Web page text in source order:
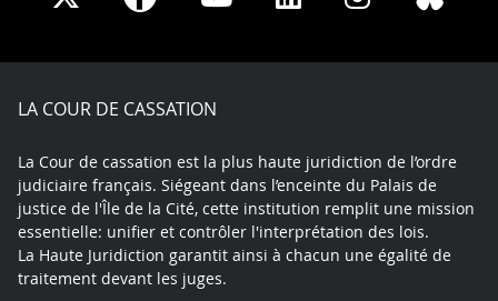
X
FacebookYoutubeLinkedInInstagram
LA COUR DE CASSATION
La Cour de cassation est la plus haute juridiction de l’ordre
judiciaire français. Siégeant dans l’enceinte du Palais de
justice de l'Île de la Cité, cette institution remplit une mission
essentielle: unifier et contrôler l'interprétation des lois.
La Haute Juridiction garantit ainsi à chacun une égalité de
traitement devant les juges.